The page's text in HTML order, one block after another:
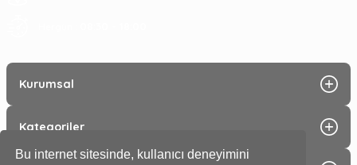
Bu internet sitesinde, kullanıcı deneyimini
Kurumsal
Kategoriler